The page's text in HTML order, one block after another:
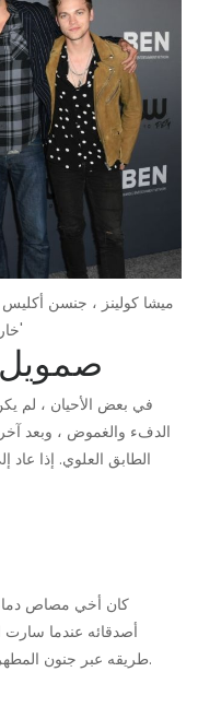
ميشا كولينز ، جنسن أكليس
في بعض الأحيان ، لم يكن
الدفء والغموض ، وبعد
الطابق العلوي. إذا
كان أخي مصاص دماء
أصدقائه عندما سارت
طريقه عبر جنون المطهر وسيكون مصدر قوة للفريق بعد خبط تشاك.